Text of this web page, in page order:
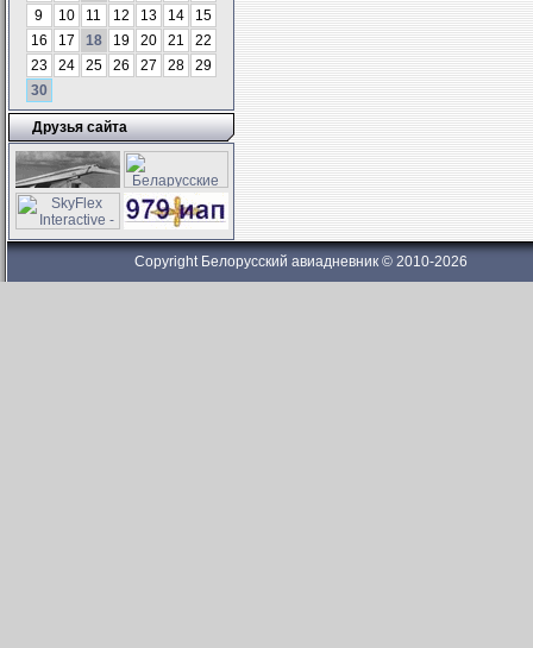
9
10 11 12 13 14
15
16
17 18 19 20 21
22
23
24 25 26 27 28
29
30
Друзья сайта
Copyright Белорусский авиадневник © 2010-2026